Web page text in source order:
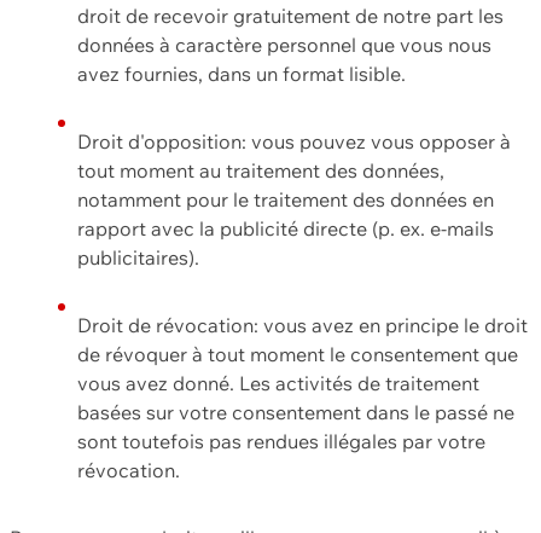
droit de recevoir gratuitement de notre part les
données à caractère personnel que vous nous
avez fournies, dans un format lisible.
Droit d'opposition: vous pouvez vous opposer à
tout moment au traitement des données,
notamment pour le traitement des données en
rapport avec la publicité directe (p. ex. e-mails
publicitaires).
Droit de révocation: vous avez en principe le droit
de révoquer à tout moment le consentement que
vous avez donné. Les activités de traitement
basées sur votre consentement dans le passé ne
sont toutefois pas rendues illégales par votre
révocation.